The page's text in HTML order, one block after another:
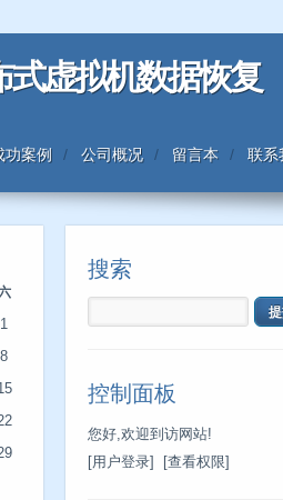
式虚拟机数据恢复
功案例 公司概况 留言本 联系
1
8
搜索
控制面板
您好,欢迎到访网站!
[用户登录]
[查看权限]